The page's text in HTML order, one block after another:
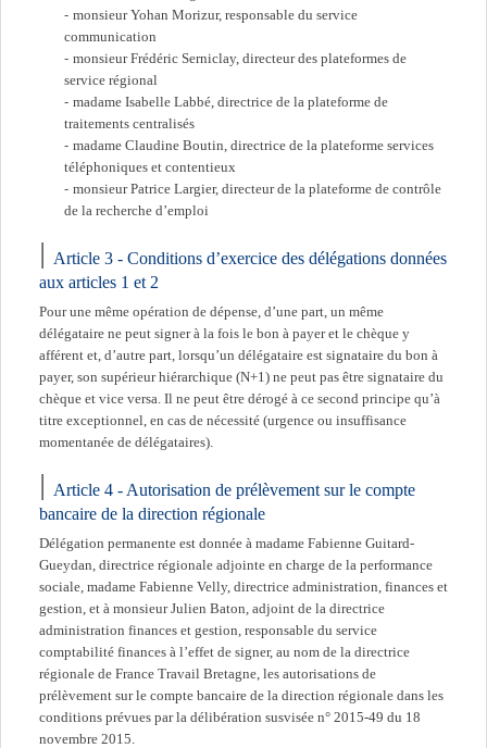
monsieur Yohan Morizur, responsable du service
communication
monsieur Frédéric Serniclay, directeur des plateformes de
service régional
madame Isabelle Labbé, directrice de la plateforme de
traitements centralisés
madame Claudine Boutin, directrice de la plateforme services
téléphoniques et contentieux
monsieur Patrice Largier, directeur de la plateforme de contrôle
de la recherche d’emploi
Article 3 - Conditions d’exercice des délégations données
aux articles 1 et 2
Pour une même opération de dépense, d’une part, un même
délégataire ne peut signer à la fois le bon à payer et le chèque y
afférent et, d’autre part, lorsqu’un délégataire est signataire du bon à
payer, son supérieur hiérarchique (N+1) ne peut pas être signataire du
chèque et vice versa. Il ne peut être dérogé à ce second principe qu’à
titre exceptionnel, en cas de nécessité (urgence ou insuffisance
momentanée de délégataires).
Article 4 - Autorisation de prélèvement sur le compte
bancaire de la direction régionale
Délégation permanente est donnée à madame Fabienne Guitard-
Gueydan, directrice régionale adjointe en charge de la performance
sociale, madame Fabienne Velly, directrice administration, finances et
gestion, et à monsieur Julien Baton, adjoint de la directrice
administration finances et gestion, responsable du service
comptabilité finances à l’effet de signer, au nom de la directrice
régionale de France Travail Bretagne, les autorisations de
prélèvement sur le compte bancaire de la direction régionale dans les
conditions prévues par la délibération susvisée n° 2015-49 du 18
novembre 2015.